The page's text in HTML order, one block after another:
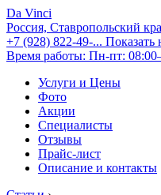
Da Vinci
Россия, Ставропольский
+7 (928) 822-49-... Показать
Время работы: Пн-пт:
Услуги и Цены
Фото
Акции
Специалисты
Отзывы
Прайс-лист
Описание и контакты